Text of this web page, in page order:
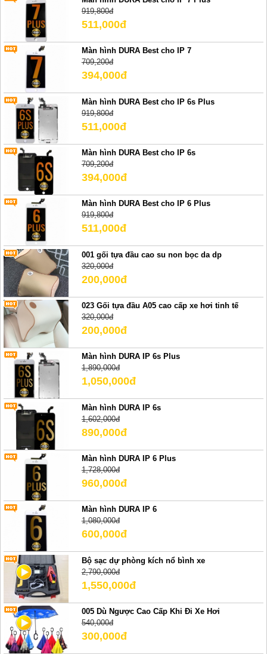
919,800đ
511,000đ
Màn hình DURA Best cho IP 7
709,200đ
394,000đ
Màn hình DURA Best cho IP 6s Plus
919,800đ
511,000đ
Màn hình DURA Best cho IP 6s
709,200đ
394,000đ
Màn hình DURA Best cho IP 6 Plus
919,800đ
511,000đ
001 gối tựa đầu cao su non bọc da dp
320,000đ
200,000đ
023 Gối tựa đầu A05 cao cấp xe hơi tinh tế
320,000đ
200,000đ
Màn hình DURA IP 6s Plus
1,890,000đ
1,050,000đ
Màn hình DURA IP 6s
1,602,000đ
890,000đ
Màn hình DURA IP 6 Plus
1,728,000đ
960,000đ
Màn hình DURA IP 6
1,080,000đ
600,000đ
Bộ sạc dự phòng kích nổ bình xe
2,790,000đ
1,550,000đ
005 Dù Ngược Cao Cấp Khi Đi Xe Hơi
540,000đ
300,000đ